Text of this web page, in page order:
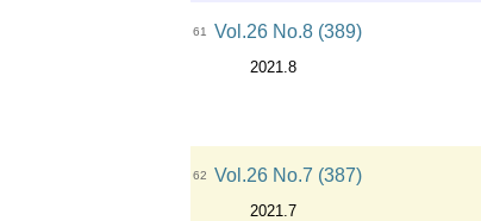
61 Vol.26 No.8 (389)
2021.8
62 Vol.26 No.7 (387)
2021.7